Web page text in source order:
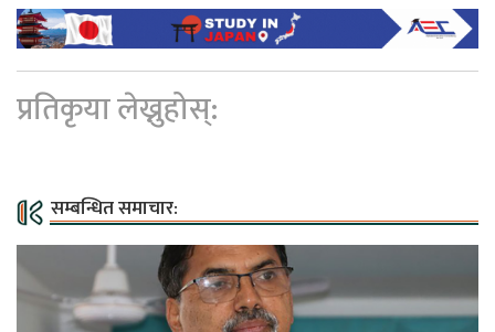
प्रतिकृया लेख्नुहोस्:
सम्बन्धित समाचार: